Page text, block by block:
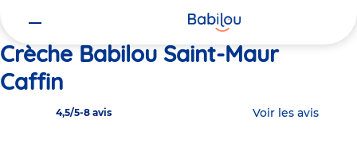
Crèche Babilou Saint-Maur
Caffin
4,5/5-8 avis Voir les avis